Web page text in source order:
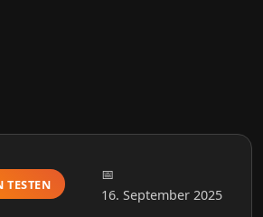
TESTEN
16. September 2025